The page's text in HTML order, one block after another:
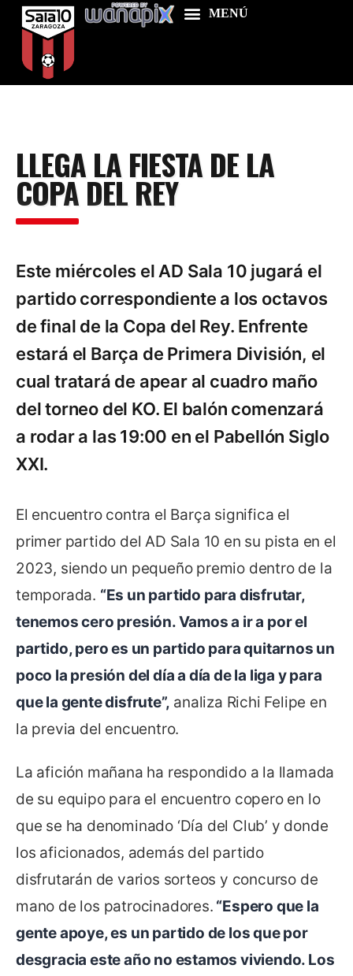
Food & Drink
Features
News
LLEGA LA FIESTA DE LA
COPA DEL REY
Este miércoles el AD Sala 10 jugará el
partido correspondiente a los octavos
de final de la Copa del Rey. Enfrente
estará el Barça de Primera División, el
cual tratará de apear al cuadro maño
del torneo del KO. El balón comenzará
a rodar a las 19:00 en el Pabellón Siglo
XXI.
El encuentro contra el Barça significa el
primer partido del AD Sala 10 en su pista en el
2023, siendo un pequeño premio dentro de la
temporada. “Es un partido para disfrutar,
tenemos cero presión. Vamos a ir a por el
partido, pero es un partido para quitarnos un
poco la presión del día a día de la liga y para
que la gente disfrute”, analiza Richi Felipe en
la previa del encuentro.
La afición mañana ha respondido a la llamada
de su equipo para el encuentro copero en lo
que se ha denominado ‘Día del Club’ y donde
los aficionados, además del partido
disfrutarán de varios sorteos y concurso de
mano de los patrocinadores. “Espero que la
gente apoye, es un partido de los que por
desgracia este año no estamos viviendo. Los